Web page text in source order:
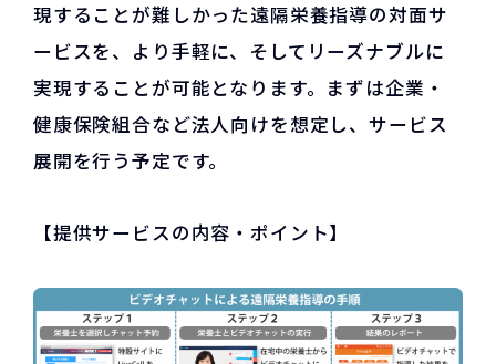
現することが難しかった遠隔栄養指導の対面サ
ービスを、より手軽に、そしてリーズナブルに
実現することが可能となります。まずは企業・
健康保険組合など法人向けを想定し、サービス
展開を行う予定です。
【提供サービスの内容・ポイント】